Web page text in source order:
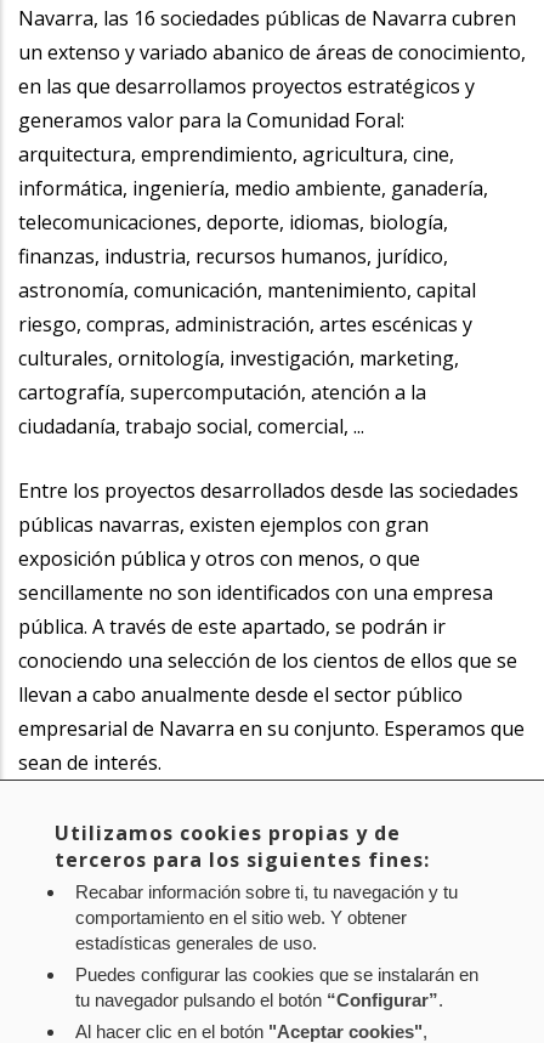
Navarra, las 16 sociedades públicas de Navarra cubren
un extenso y variado abanico de áreas de conocimiento,
en las que desarrollamos proyectos estratégicos y
generamos valor para la Comunidad Foral:
arquitectura, emprendimiento, agricultura, cine,
informática, ingeniería, medio ambiente, ganadería,
telecomunicaciones, deporte, idiomas, biología,
finanzas, industria, recursos humanos, jurídico,
astronomía, comunicación, mantenimiento, capital
riesgo, compras, administración, artes escénicas y
culturales, ornitología, investigación, marketing,
cartografía, supercomputación, atención a la
ciudadanía, trabajo social, comercial, ...
Entre los proyectos desarrollados desde las sociedades
públicas navarras, existen ejemplos con gran
exposición pública y otros con menos, o que
sencillamente no son identificados con una empresa
pública. A través de este apartado, se podrán ir
conociendo una selección de los cientos de ellos que se
llevan a cabo anualmente desde el sector público
empresarial de Navarra en su conjunto. Esperamos que
sean de interés.
Sector:Utilizamos cookies propias y de
terceros para los siguientes fines:
Recabar información sobre ti, tu navegación y tu
comportamiento en el sitio web. Y obtener
estadísticas generales de uso.
Puedes configurar las cookies que se instalarán en
tu navegador pulsando el botón “Configurar”.
Al hacer clic en el botón "Aceptar cookies",